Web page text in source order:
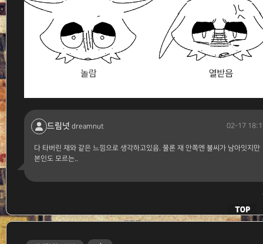
드림넛 dreamnut 02-17
다 타버린 재와 같은 느낌으로 생각하고있음. 물론 재 안쪽엔 불씨가 남아잇지만
본인도 모르는..